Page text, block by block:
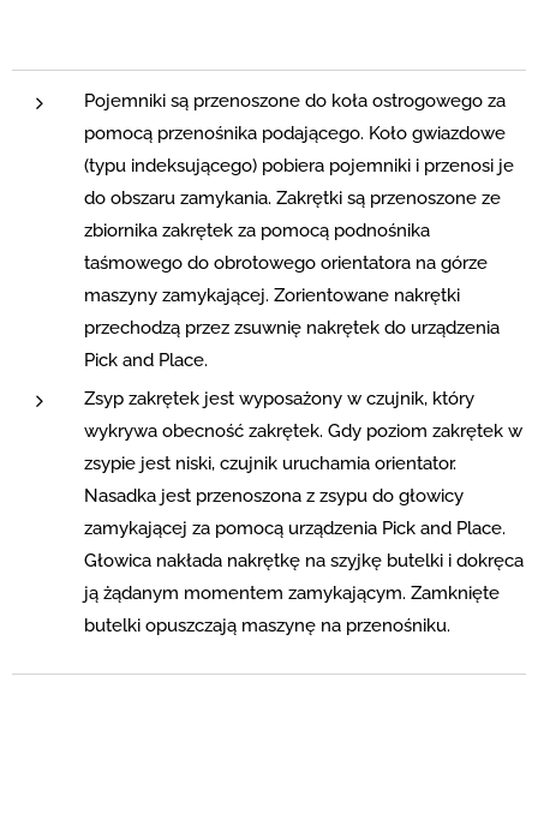
Pojemniki są przenoszone do koła ostrogowego za
pomocą przenośnika podającego. Koło gwiazdowe
(typu indeksującego) pobiera pojemniki i przenosi je
do obszaru zamykania. Zakrętki są przenoszone ze
zbiornika zakrętek za pomocą podnośnika
taśmowego do obrotowego orientatora na górze
maszyny zamykającej. Zorientowane nakrętki
przechodzą przez zsuwnię nakrętek do urządzenia
Pick and Place.
Zsyp zakrętek jest wyposażony w czujnik, który
wykrywa obecność zakrętek. Gdy poziom zakrętek w
zsypie jest niski, czujnik uruchamia orientator.
Nasadka jest przenoszona z zsypu do głowicy
zamykającej za pomocą urządzenia Pick and Place.
Głowica nakłada nakrętkę na szyjkę butelki i dokręca
ją żądanym momentem zamykającym. Zamknięte
butelki opuszczają maszynę na przenośniku.